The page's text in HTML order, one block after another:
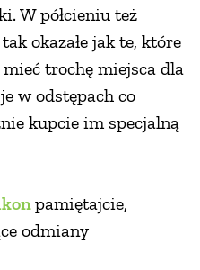
W półcieniu też
okazałe jak te, które
trochę miejsca dla
w odstępach co
kupcie im specjalną
pamiętajcie,
odmiany